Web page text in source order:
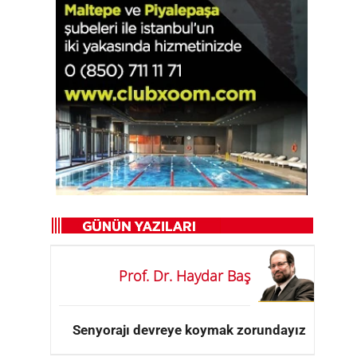
Prof. Dr. Haydar Baş
Senyorajı devreye koymak zorundayız